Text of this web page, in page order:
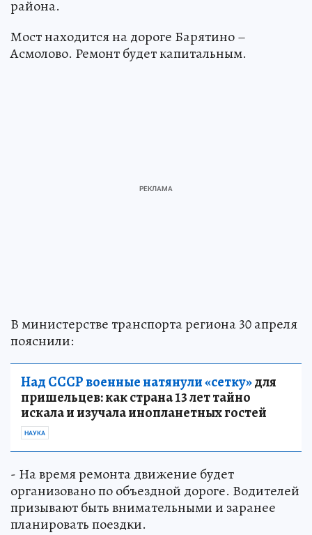
района.
Мост находится на дороге Барятино –
Асмолово. Ремонт будет капитальным.
В министерстве транспорта региона 30 апреля
пояснили:
Над СССР военные натянули «сетку»для
пришельцев: как страна 13 лет тайно
искала и изучала инопланетных гостей
НАУКА
- На время ремонта движение будет
организовано по объездной дороге. Водителей
призывают быть внимательными и заранее
планировать поездки.